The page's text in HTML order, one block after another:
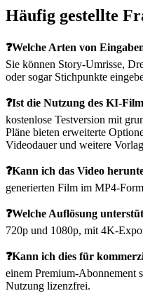
Häufig gestellte
❓Welche Arten von
Sie können Story-Umrisse,
oder sogar Stichpunkte
❓Ist die Nutzung des KI-
kostenlose Testversion mit
Pläne bieten erweiterte
Videodauer und weitere
❓Kann ich das Video
generierten Film im MP4-
❓Welche Auflösung
720p und 1080p, mit 4K-
❓Kann ich dies für
einem Premium-Abonnement
Nutzung lizenzfrei.